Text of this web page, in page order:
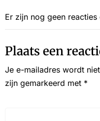
Er zijn nog geen reacties
Plaats een
Je e-mailadres wordt
zijn gemarkeerd met *